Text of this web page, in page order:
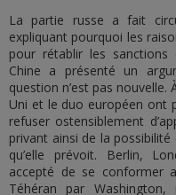
La partie russe a fait
expliquant pourquoi les
pour rétablir les sanctions
Chine a présenté un
question n’est pas nouvelle.
Uni et le duo européen ont
refuser ostensiblement
privant ainsi de la possibilité
qu’elle prévoit. Berlin,
accepté de se conformer
Téhéran par